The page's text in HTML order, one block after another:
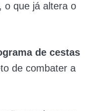
, o que já altera o
de cestas
de combater a